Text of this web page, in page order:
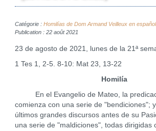
Catégorie : Homilías de Dom Armand Veilleux en español.
Publication : 22 août 2021
23 de agosto de 2021, lunes de la 21ª
1 Tes 1, 2-5. 8-10: Mat 23, 13-22
Homilía
En el Evangelio de Mateo, la
comienza con una serie de "bendiciones";
últimos grandes discursos antes de su
una serie de "maldiciones", todas dirigidas